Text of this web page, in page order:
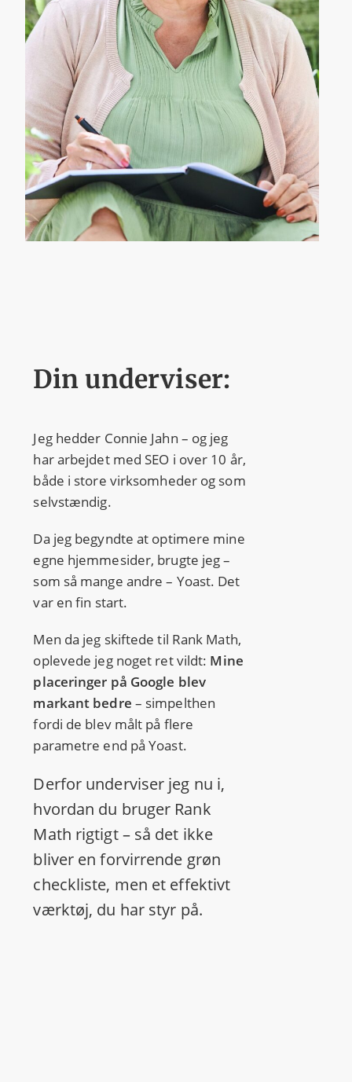
Din underviser:
Jeg hedder Connie Jahn – og jeg
har arbejdet med SEO i over 10 år,
både i store virksomheder og som
selvstændig.
Da jeg begyndte at optimere mine
egne hjemmesider, brugte jeg –
som så mange andre – Yoast. Det
var en fin start.
Men da jeg skiftede til Rank Math,
oplevede jeg noget ret vildt: Mine
placeringer på Google blev
markant bedre – simpelthen
fordi de blev målt på flere
parametre end på Yoast.
Derfor underviser jeg nu i,
hvordan du bruger Rank
Math rigtigt – så det ikke
bliver en forvirrende grøn
checkliste, men et effektivt
værktøj, du har styr på.